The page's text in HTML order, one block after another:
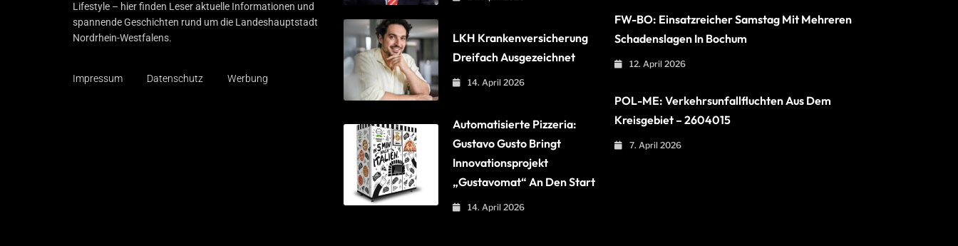
Lifestyle – hier finden Leser aktuelle Informationen und
spannende Geschichten rund um die Landeshauptstadt
Nordrhein-Westfalens.
Impressum Datenschutz Werbung
LKH Krankenversicherung
Dreifach Ausgezeichnet
14. April 2026
Automatisierte Pizzeria:
Gustavo Gusto Bringt
Innovationsprojekt
„Gustavomat“ An Den Start
14. April 2026
FW-BO: Einsatzreicher Samstag Mit Mehreren
Schadenslagen In Bochum
12. April 2026
POL-ME: Verkehrsunfallfluchten Aus Dem
Kreisgebiet – 2604015
7. April 2026